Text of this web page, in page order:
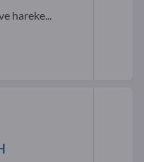
hareke...